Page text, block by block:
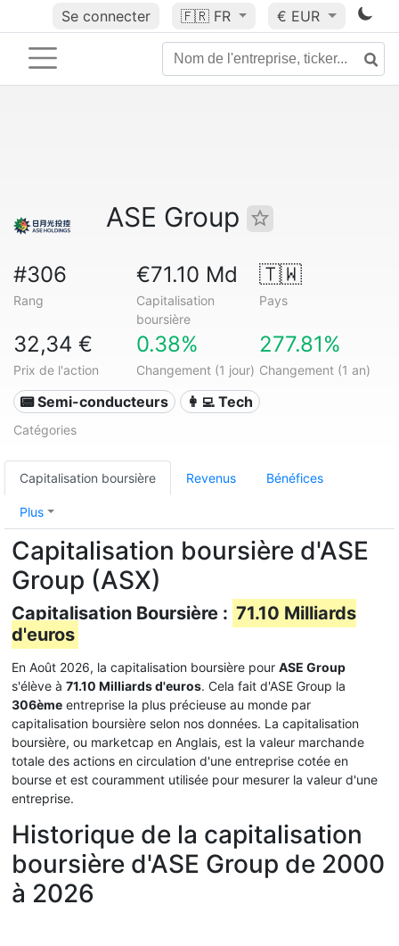
Se connecter 🇫🇷 FR € EUR
ASE Group
#306
Rang
€71.10 Md
Capitalisation
boursière
🇹🇼
Pays
32,34 €
Prix de l'action
0.38%
Changement (1 jour)
277.81%
Changement (1 an)
📟 Semi-conducteurs 👩‍💻 Tech
Catégories
Capitalisation boursière Revenus Bénéfices
Plus
Capitalisation boursière d'ASE
Group (ASX)
Capitalisation Boursière : 71.10 Milliards
d'euros
En Août 2026, la capitalisation boursière pour ASE Group
s'élève à 71.10 Milliards d'euros. Cela fait d'ASE Group la
306ème entreprise la plus précieuse au monde par
capitalisation boursière selon nos données. La capitalisation
boursière, ou marketcap en Anglais, est la valeur marchande
totale des actions en circulation d'une entreprise cotée en
bourse et est couramment utilisée pour mesurer la valeur d'une
entreprise.
Historique de la capitalisation
boursière d'ASE Group de 2000
à 2026